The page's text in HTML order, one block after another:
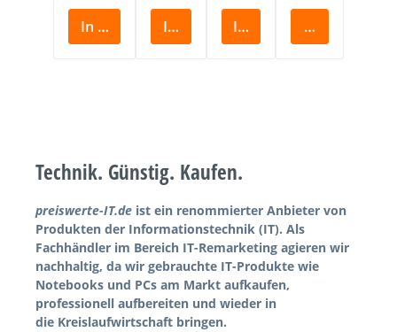
In den WarenkorbIn den WarenkorbIn den Warenkorb
In den
Technik. Günstig. Kaufen.
preiswerte-IT.de ist ein renommierter Anbieter von
Produkten der Informationstechnik (IT). Als
Fachhändler im Bereich IT-Remarketing agieren wir
nachhaltig, da wir gebrauchte IT-Produkte wie
Notebooks und PCs am Markt aufkaufen,
professionell aufbereiten und wieder in
die Kreislaufwirtschaft bringen.